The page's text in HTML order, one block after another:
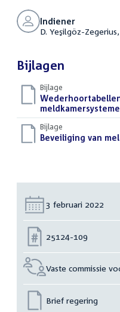
Indiener
D. Yeşilgöz-
Bijlagen
Bijlage
Download
bestand:
Bijlage
Download
Beveiliging van
Datum:
3 februari 2022
Nummer:
25124-109
Vaste commissie
Brief regering